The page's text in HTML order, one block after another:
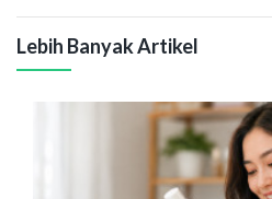
Lebih Banyak Artikel